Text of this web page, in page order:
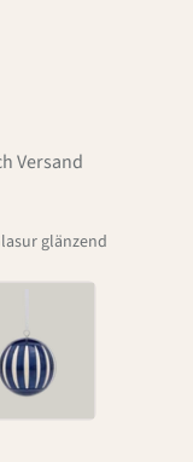
Versand
glänzend